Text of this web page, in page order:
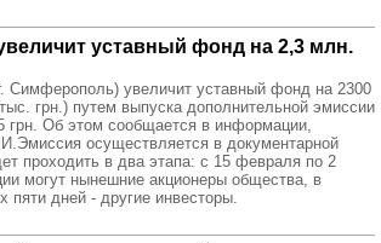
уставный фонд на 2,3 млн.
увеличит уставный фонд на 2300
грн.) путем выпуска дополнительной эмиссии
грн. Об этом сообщается в информации,
осуществляется в документарной
проходить в два этапа: с 15 февраля по 2
могут нынешние акционеры общества, в
пяти дней - другие инвесторы.